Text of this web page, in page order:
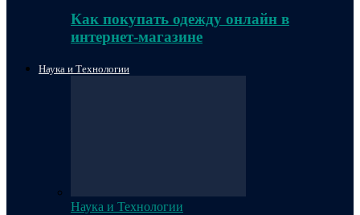
Как покупать одежду онлайн в
интернет-магазине
Наука и Технологии
Наука и Технологии